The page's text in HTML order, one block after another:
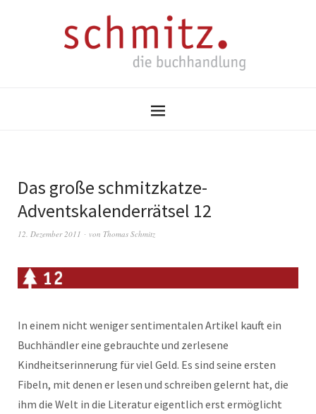
Das große schmitzkatze-
Adventskalenderrätsel 12
12. Dezember 2011 von Thomas Schmitz
In einem nicht weniger sentimentalen Artikel kauft ein
Buchhändler eine gebrauchte und zerlesene
Kindheitserinnerung für viel Geld. Es sind seine ersten
Fibeln, mit denen er lesen und schreiben gelernt hat, die
ihm die Welt in die Literatur eigentlich erst ermöglicht